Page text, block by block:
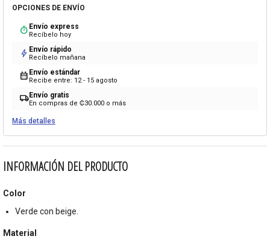
OPCIONES DE ENVÍO
timer Envío express
Recíbelo hoy
bolt Envío rápido
Recíbelo mañana
calendar_month Envío estándar
Recibe entre: 12 - 15 agosto
local_shippingEnvío gratis
En compras de ₡30.000 o más
Más detalles
INFORMACIÓN DEL PRODUCTO
Color
Verde con beige.
Material